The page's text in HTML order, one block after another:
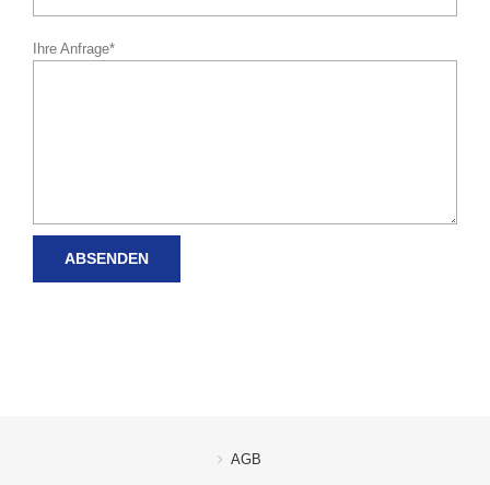
Ihre Anfrage*
AGB